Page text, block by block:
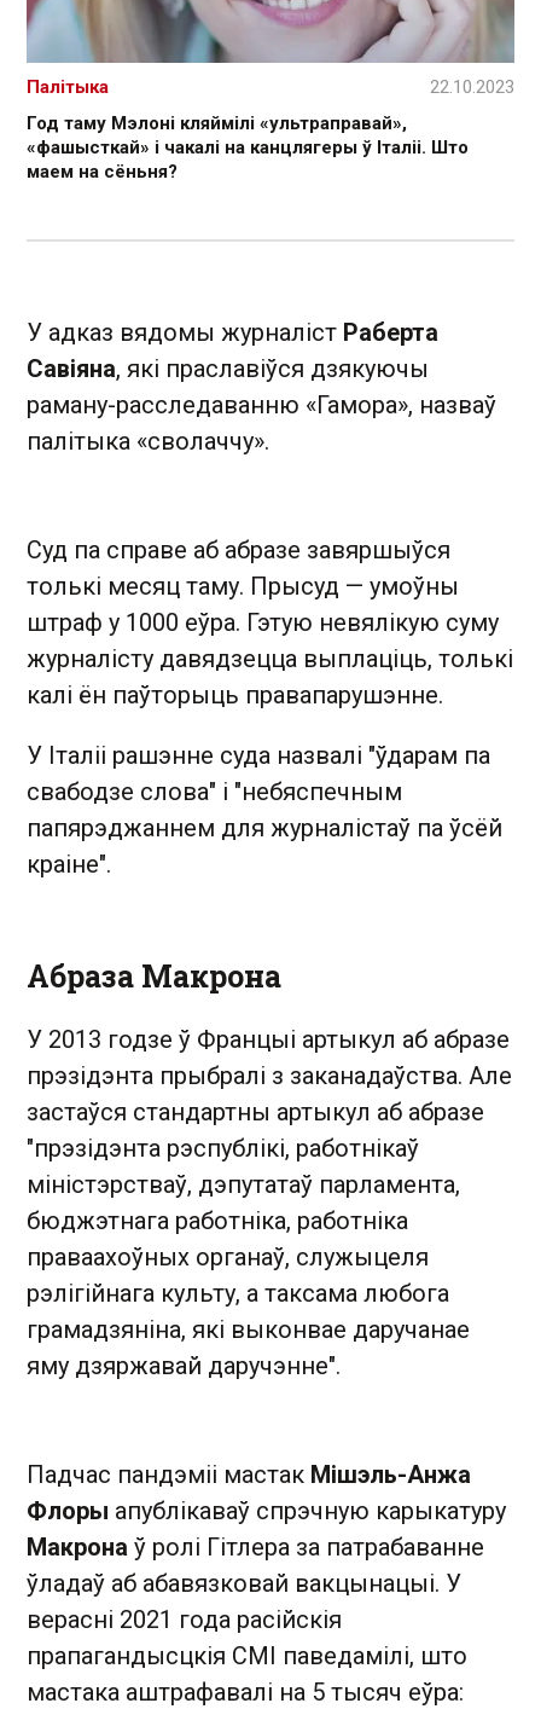
Год таму Мэлоні кляймілі «ультраправай»,
«фашысткай» і чакалі на канцлягеры ў Італіі. Што
маем на сёньня?
Палітыка 22.10.2023
У адказ вядомы журналіст Раберта
Савіяна, які праславіўся дзякуючы
раману-расследаванню «Гамора», назваў
палітыка «сволаччу».
Суд па справе аб абразе завяршыўся
толькі месяц таму. Прысуд — умоўны
штраф у 1000 еўра. Гэтую невялікую суму
журналісту давядзецца выплаціць, толькі
калі ён паўторыць правапарушэнне.
У Італіі рашэнне суда назвалі "ўдарам па
свабодзе слова" і "небяспечным
папярэджаннем для журналістаў па ўсёй
краіне".
Абраза Макрона
У 2013 годзе ў Францыі артыкул аб абразе
прэзідэнта прыбралі з заканадаўства. Але
застаўся стандартны артыкул аб абразе
"прэзідэнта рэспублікі, работнікаў
міністэрстваў, дэпутатаў парламента,
бюджэтнага работніка, работніка
праваахоўных органаў, служыцеля
рэлігійнага культу, а таксама любога
грамадзяніна, які выконвае даручанае
яму дзяржавай даручэнне".
Падчас пандэміі мастак Мішэль-Анжа
Флоры апублікаваў спрэчную карыкатуру
Макрона ў ролі Гітлера за патрабаванне
ўладаў аб абавязковай вакцынацыі. У
верасні 2021 года расійскія
прапагандысцкія СМІ паведамілі, што
мастака аштрафавалі на 5 тысяч еўра: